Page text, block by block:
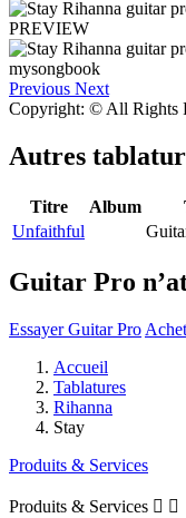
PREVIEW
Previous Next
Copyright: © All Rights
Autres
Titre Album
Unfaithful
Guitar Pro
Essayer Guitar Pro
Accueil
Tablatures
Rihanna
Stay
Produits & Services
Produits & Services  